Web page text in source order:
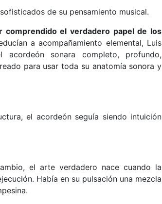
de su pensamiento musical.
comprendido el verdadero papel de los
a acompañamiento elemental, Luis
sonara completo, profundo,
para usar toda su anatomía sonora y
el acordeón seguía siendo intuición
el arte verdadero nace cuando la
Había en su pulsación una mezcla